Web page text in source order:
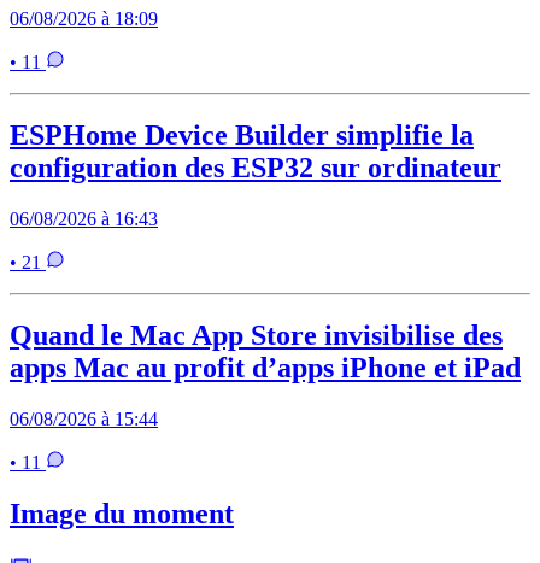
06/08/2026 à 18:09
• 11
ESPHome Device Builder simplifie la
configuration des ESP32 sur ordinateur
06/08/2026 à 16:43
• 21
Quand le Mac App Store invisibilise des
apps Mac au profit d’apps iPhone et iPad
06/08/2026 à 15:44
• 11
Image du moment